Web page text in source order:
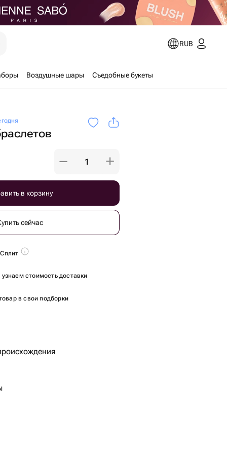
RUB
Воздушные шары Съедобные букеты
в корзину
сейчас
стоимость доставки
в свои подборки